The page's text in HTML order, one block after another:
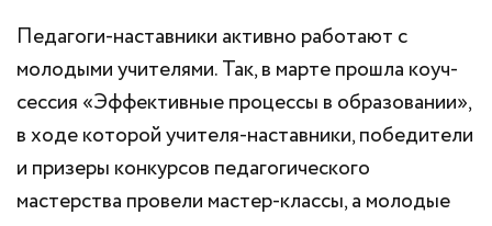
Педагоги-наставники активно работают с
молодыми учителями. Так, в марте прошла коуч-
сессия «Эффективные процессы в образовании»,
в ходе которой учителя-наставники, победители
и призеры конкурсов педагогического
мастерства провели мастер-классы, а молодые